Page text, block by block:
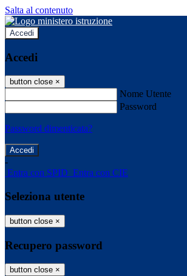
Salta al contenuto
Accedi
Accedi
button close ×
Nome Utente
Password
Password dimenticata?
-
Entra con SPID Entra con CIE
Seleziona utente
button close ×
Recupero password
button close ×